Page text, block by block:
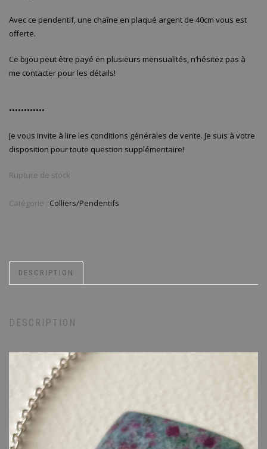
Avec ce pendentif, une chaîne en plaqué argent de 40cm vous est
offerte.
Ce bijou peut être payé en plusieurs mensualités, n’hésitez pas à
me contacter pour les détails!
••••••••••••
Je vous invite à lire les conditions générales de vente. Je suis à votre
disposition pour toute question supplémentaire!
Rupture de stock
Catégorie : Colliers/Pendentifs
DESCRIPTION
DESCRIPTION